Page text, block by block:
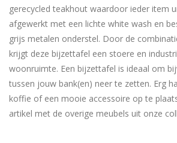
gerecycled teakhout waardoor ieder item
afgewerkt met een lichte white wash en
grijs metalen onderstel. Door de
krijgt deze bijzettafel een stoere en
woonruimte. Een bijzettafel is ideaal om
tussen jouw bank(en) neer te zetten. Erg
koffie of een mooie accessoire op te
artikel met de overige meubels uit onze